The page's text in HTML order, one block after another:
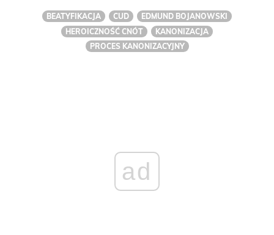
BEATYFIKACJA CUD
EDMUND BOJANOWSKI
HEROICZNOŚĆ CNÓT
KANONIZACJA
PROCES KANONIZACYJNY
ad